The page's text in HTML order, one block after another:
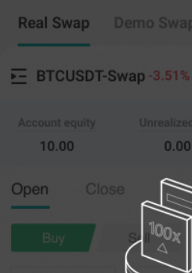
持続可能な契約 コピートレー
ポジションを開
く
クローゼット
最新の
開いた